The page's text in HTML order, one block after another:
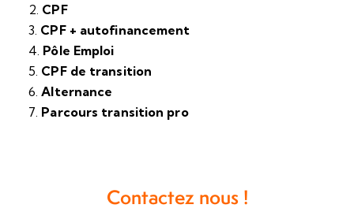
CPF
CPF + autofinancement
Pôle Emploi
CPF de transition
Alternance
Parcours transition pro
Contactez nous !